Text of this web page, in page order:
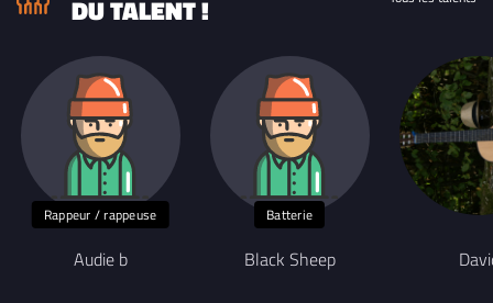
DU TALENT !
Rappeur / rappeuse
Audie b
Batterie
Black Sheep